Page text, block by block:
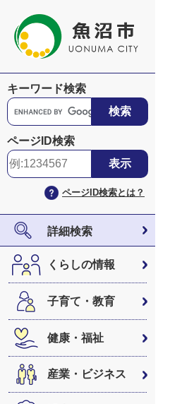
キーワード検索
G
o
o
g
ス
タ
ム
検
索
ページID検索
ページID検索とは？
詳細検索
くらしの情報
子育て・教育
健康・福祉
産業・ビジネス